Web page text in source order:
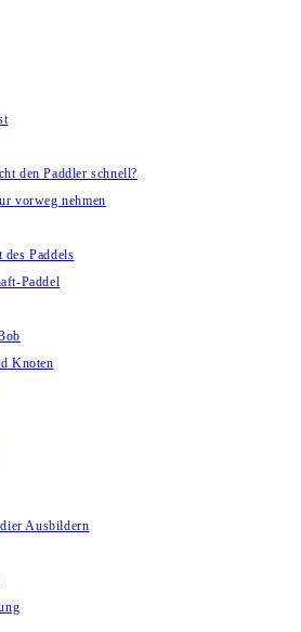
den Paddler schnell?
vorweg nehmen
des Paddels
Paddel
Knoten
Ausbildern